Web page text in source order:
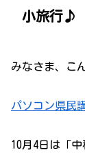
小旅行♪
みなさま、こ
パソコン県民
10月4日は「